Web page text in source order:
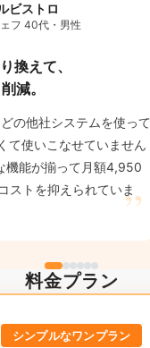
ビストロ
フ 40代・男性
換えて、
減。
の他社システムを使って
て使いこなせていません
機能が揃って月額4,950
ストを抑えられていま”
料金プラン
シンプルなワンプラン